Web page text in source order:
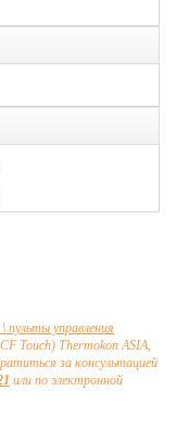
управления
Touch) Thermokon ASIA,
за консультацией
или по электронной